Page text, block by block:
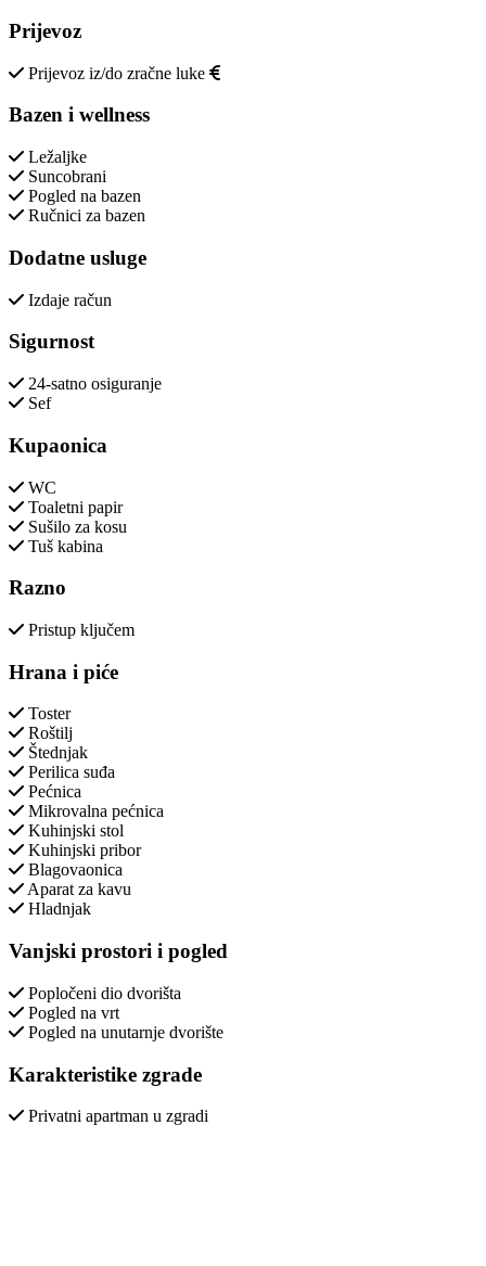
Prijevoz
Prijevoz iz/do zračne luke
Bazen i wellness
Ležaljke
Suncobrani
Pogled na bazen
Ručnici za bazen
Dodatne usluge
Izdaje račun
Sigurnost
24-satno osiguranje
Sef
Kupaonica
WC
Toaletni papir
Sušilo za kosu
Tuš kabina
Razno
Pristup ključem
Hrana i piće
Toster
Roštilj
Štednjak
Perilica suđa
Pećnica
Mikrovalna pećnica
Kuhinjski stol
Kuhinjski pribor
Blagovaonica
Aparat za kavu
Hladnjak
Vanjski prostori i pogled
Popločeni dio dvorišta
Pogled na vrt
Pogled na unutarnje dvorište
Karakteristike zgrade
Privatni apartman u zgradi